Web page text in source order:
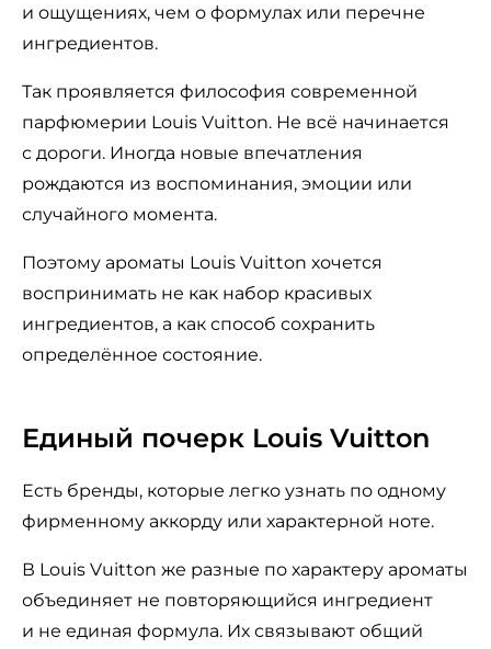
и ощущениях, чем о формулах или перечне
ингредиентов.
Так проявляется философия современной
парфюмерии Louis Vuitton. Не всё начинается
с дороги. Иногда новые впечатления
рождаются из воспоминания, эмоции или
случайного момента.
Поэтому ароматы Louis Vuitton хочется
воспринимать не как набор красивых
ингредиентов, а как способ сохранить
определённое состояние.
Единый почерк Louis Vuitton
Есть бренды, которые легко узнать по одному
фирменному аккорду или характерной ноте.
В Louis Vuitton же разные по характеру ароматы
объединяет не повторяющийся ингредиент
и не единая формула. Их связывают общий